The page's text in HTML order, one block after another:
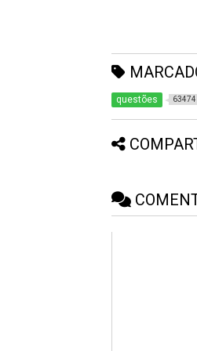
questões 63474